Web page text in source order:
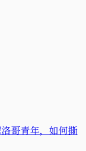
哥青年，如何撕